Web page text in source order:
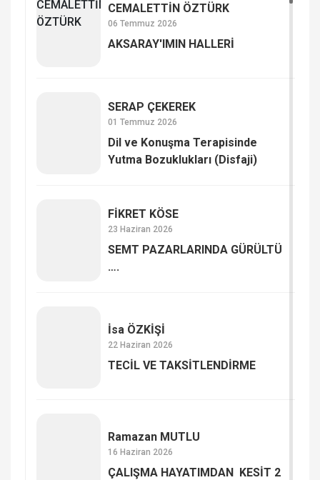
CEMALETTİN ÖZTÜRK
06 Temmuz 2026
AKSARAY'IMIN HALLERİ
SERAP ÇE­KE­REK
01 Temmuz 2026
Dil ve Konuşma Terapisinde
Yutma Bozuklukları (Disfaji)
FİKRET KÖSE
23 Haziran 2026
SEMT PAZARLARINDA GÜRÜLTÜ
….
İsa ÖZKİŞİ
22 Haziran 2026
TECİL VE TAKSİTLENDİRME
Ramazan MUTLU
16 Haziran 2026
ÇALIŞMA HAYATIMDAN KESİT 2